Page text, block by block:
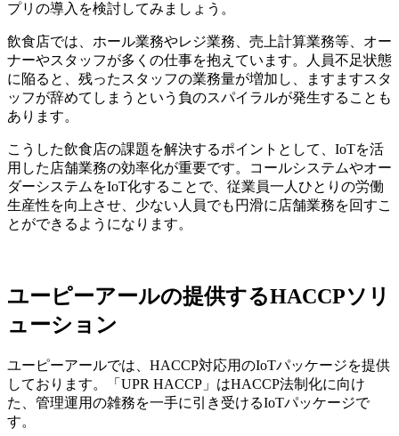
プリの導入を検討してみましょう。
飲食店では、ホール業務やレジ業務、売上計算業務等、オー
ナーやスタッフが多くの仕事を抱えています。人員不足状態
に陥ると、残ったスタッフの業務量が増加し、ますますスタ
ッフが辞めてしまうという負のスパイラルが発生することも
あります。
こうした飲食店の課題を解決するポイントとして、IoTを活
用した店舗業務の効率化が重要です。コールシステムやオー
ダーシステムをIoT化することで、従業員一人ひとりの労働
生産性を向上させ、少ない人員でも円滑に店舗業務を回すこ
とができるようになります。
ユーピーアールの提供するHACCPソリ
ューション
ユーピーアールでは、HACCP対応用のIoTパッケージを提供
しております。「UPR HACCP」はHACCP法制化に向け
た、管理運用の雑務を一手に引き受けるIoTパッケージで
す。